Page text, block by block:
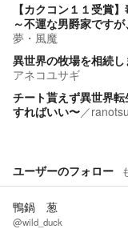
【カクコン１１受賞
～不運な男爵家です
夢・風魔
異世界の牧場を相続
アネコユサギ
チート貰えず異世界
すればいい〜／
ユーザーのフォロー
鴨鍋 葱
@wild_duck